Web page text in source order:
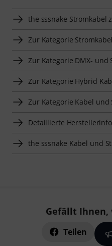
the sssnake Stromkabel
Zur Kategorie Stromkabel
Zur Kategorie DMX- und
Zur Kategorie Hybrid
Zur Kategorie Kabel und
Detaillierte
the sssnake Kabel und
Gefällt Ihnen,
Teilen